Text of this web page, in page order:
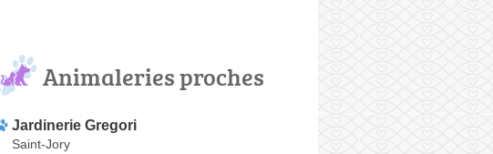
Animaleries proches
Jardinerie Gregori
Saint-Jory